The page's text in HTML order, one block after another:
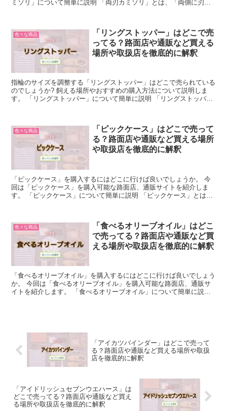
ミソリ」について簡単に説明 「両刃カミソリ」とは、「両側に刃の
色々な商品
「リングストッパー」はどこで売
ってる？路面店や通販など買える
場所や取扱店を徹底的に解釈
指輪のサイズを調整する「リングストッパー」はどこで売られている
のでしょうか? 飼える場所やおすすめの購入方法について説明しま
す。 「リングストッパー」について簡単に説明 「リングストッパ
色々な商品
「ピックケース」はどこで売って
る？路面店や通販など買える場所
や取扱店を徹底的に解釈
「ピックケース」を購入するにはどこに行けば良いでしょうか。 今
回は「ピックケース」を購入可能な路面店、通販サイトを紹介しま
す。 「ピックケース」について簡単に説明 「ピックケース」とは、
色々な商品
「食べるオリーブオイル」はどこ
で売ってる？路面店や通販など買
える場所や取扱店を徹底的に解釈
「食べるオリーブオイル」を購入するにはどこに行けば良いでしょう
か。 今回は「食べるオリーブオイル」を購入可能な路面店、通販サ
イトを紹介します。 「食べるオリーブオイル」について簡単に説明
「アイカツバインダー」はどこで売って
る？路面店や通販など買える場所や取扱
店を徹底的に解釈
「アイドリッシュセブンウエハース」は
どこで売ってる？路面店や通販など買え
る場所や取扱店を徹底的に解釈